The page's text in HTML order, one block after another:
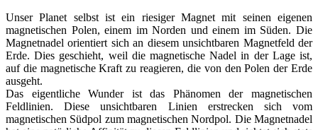
Unser Planet selbst ist ein riesiger Magnet mit seinen eigenen
magnetischen Polen, einem im Norden und einem im Süden. Die
Magnetnadel orientiert sich an diesem unsichtbaren Magnetfeld der
Erde. Dies geschieht, weil die magnetische Nadel in der Lage ist,
auf die magnetische Kraft zu reagieren, die von den Polen der Erde
ausgeht.
Das eigentliche Wunder ist das Phänomen der magnetischen
Feldlinien. Diese unsichtbaren Linien erstrecken sich vom
magnetischen Südpol zum magnetischen Nordpol. Die Magnetnadel